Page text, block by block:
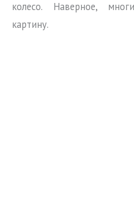
колесо. Наверное,
картину.